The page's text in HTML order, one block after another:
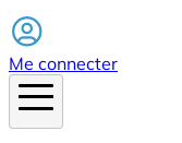
Me connecter